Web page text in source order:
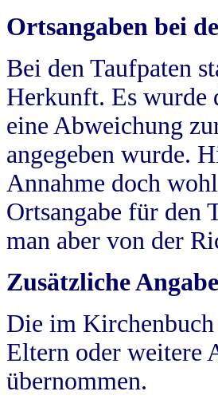
Ortsangaben bei
Bei den Taufpaten
Herkunft. Es wurde
eine Abweichung
angegeben wurde.
Annahme doch
Ortsangabe für den
man aber von der
Zusätzliche
Die im
Eltern oder weitere
übernommen.